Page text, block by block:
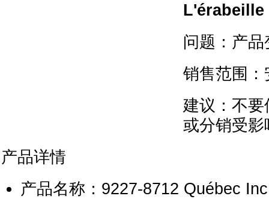
L'érabeille
问题：产
销售范围
建议：不
或分销受影
产品详情
产品名称：9227-8712 Québec